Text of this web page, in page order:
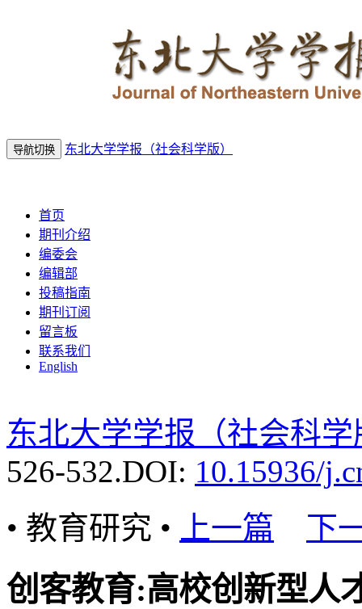
导航切换 东北大学学报（社会科学版）
首页
期刊介绍
编委会
编辑部
投稿指南
期刊订阅
留言板
联系我们
English
东北大学学报（社会科学
526-532.DOI: 10.15936/
• 教育研究 •
上一篇 下
创客教育:高校创新型人